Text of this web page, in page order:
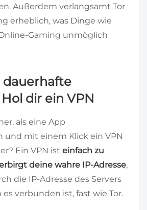
Außerdem verlangsamt Tor
erheblich, was Dinge wie
Gaming unmöglich
dauerhafte
dir ein VPN
als eine App
und mit einem Klick ein VPN
Ein VPN ist einfach zu
deine wahre IP-Adresse,
die IP-Adresse des Servers
verbunden ist, fast wie Tor.